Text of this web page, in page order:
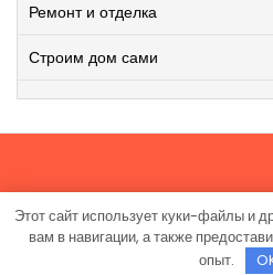
Ремонт и отделка
Строим дом сами
Работает на WordPress|Viral
Этот сайт использует куки-файлы и
вам в навигации, а также
опыт.